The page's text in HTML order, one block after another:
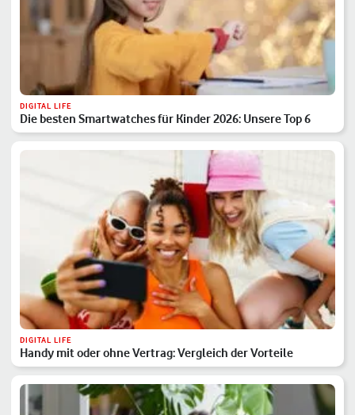
DIGITAL LIFE
Die besten Smartwatches für Kinder 2026: Unsere Top 6
DIGITAL LIFE
Handy mit oder ohne Vertrag: Vergleich der Vorteile